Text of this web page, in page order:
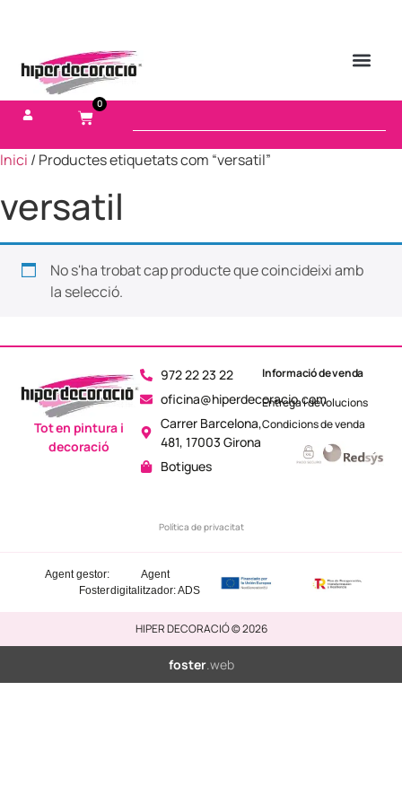
0
Inici / Productes etiquetats com “versatil”
versatil
No s'ha trobat cap producte que coincideixi amb
la selecció.
972 22 23 22
oficina@hiperdecoracio.com
Carrer Barcelona,
481, 17003 Girona
Botigues
Política de privacitat
Tot en pintura i
decoració
Informació de venda
Entrega i devolucions
Condicions de venda
Agent
digitalitzador: ADS
Agent gestor:
Foster
HIPER DECORACIÓ © 2026
foster.web